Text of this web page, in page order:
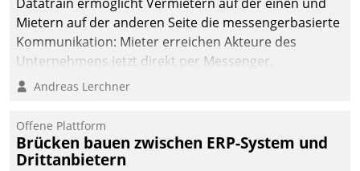
Mietern auf der anderen Seite die messengerbasierte
Kommunikation: Mieter erreichen Akteure des
Unternehmens jetzt direkt per Messenger,
Mitarbeiter oder Dienstleister empfangen oder
Andreas Lerchner
Offene Plattform
Brücken bauen zwischen ERP-System und
Drittanbietern